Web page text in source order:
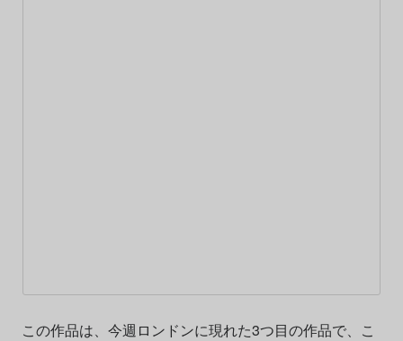
この作品は、今週ロンドンに現れた3つ目の作品で、こ